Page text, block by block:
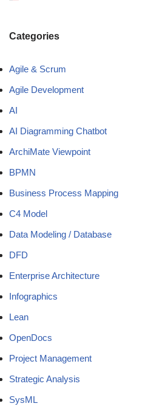
Categories
Agile & Scrum
Agile Development
AI
AI Diagramming Chatbot
ArchiMate Viewpoint
BPMN
Business Process Mapping
C4 Model
Data Modeling / Database
DFD
Enterprise Architecture
Infographics
Lean
OpenDocs
Project Management
Strategic Analysis
SysML